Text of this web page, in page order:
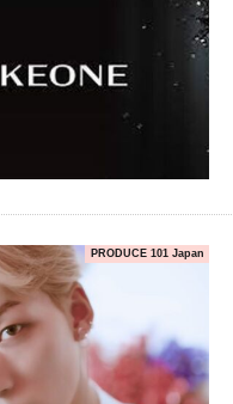
PRODUCE 101 Japan